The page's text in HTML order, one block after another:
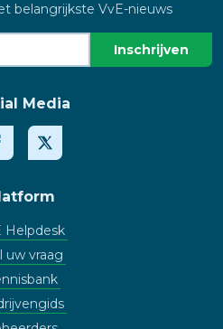
belangrijkste VvE-nieuws
Media
Helpdesk
uw vraag